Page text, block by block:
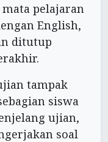
pelajaran
English,
ditutup
tampak
siswa
ujian,
soal